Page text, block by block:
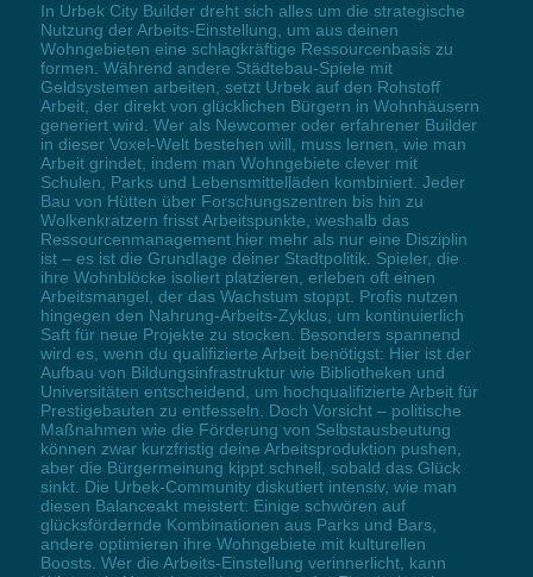
In Urbek City Builder dreht sich alles um die strategische
Nutzung der Arbeits-Einstellung, um aus deinen
Wohngebieten eine schlagkräftige Ressourcenbasis zu
formen. Während andere Städtebau-Spiele mit
Geldsystemen arbeiten, setzt Urbek auf den Rohstoff
Arbeit, der direkt von glücklichen Bürgern in Wohnhäusern
generiert wird. Wer als Newcomer oder erfahrener Builder
in dieser Voxel-Welt bestehen will, muss lernen, wie man
Arbeit grindet, indem man Wohngebiete clever mit
Schulen, Parks und Lebensmittelläden kombiniert. Jeder
Bau von Hütten über Forschungszentren bis hin zu
Wolkenkratzern frisst Arbeitspunkte, weshalb das
Ressourcenmanagement hier mehr als nur eine Disziplin
ist – es ist die Grundlage deiner Stadtpolitik. Spieler, die
ihre Wohnblöcke isoliert platzieren, erleben oft einen
Arbeitsmangel, der das Wachstum stoppt. Profis nutzen
hingegen den Nahrung-Arbeits-Zyklus, um kontinuierlich
Saft für neue Projekte zu stocken. Besonders spannend
wird es, wenn du qualifizierte Arbeit benötigst: Hier ist der
Aufbau von Bildungsinfrastruktur wie Bibliotheken und
Universitäten entscheidend, um hochqualifizierte Arbeit für
Prestigebauten zu entfesseln. Doch Vorsicht – politische
Maßnahmen wie die Förderung von Selbstausbeutung
können zwar kurzfristig deine Arbeitsproduktion pushen,
aber die Bürgermeinung kippt schnell, sobald das Glück
sinkt. Die Urbek-Community diskutiert intensiv, wie man
diesen Balanceakt meistert: Einige schwören auf
glücksfördernde Kombinationen aus Parks und Bars,
andere optimieren ihre Wohngebiete mit kulturellen
Boosts. Wer die Arbeits-Einstellung verinnerlicht, kann